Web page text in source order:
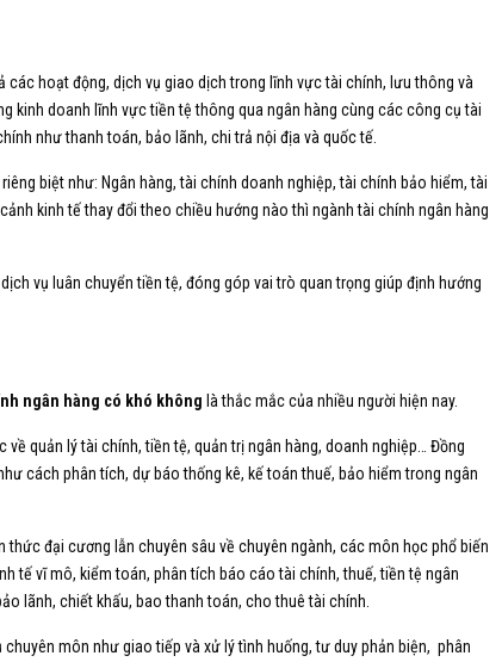
các hoạt động, dịch vụ giao dịch trong lĩnh vực tài chính, lưu thông và
kinh doanh lĩnh vực tiền tệ thông qua ngân hàng cùng các công cụ tài
như thanh toán, bảo lãnh, chi trả nội địa và quốc tế.
biệt như: Ngân hàng, tài chính doanh nghiệp, tài chính bảo hiểm, tài
kinh tế thay đổi theo chiều hướng nào thì ngành tài chính ngân hàng
vụ luân chuyển tiền tệ, đóng góp vai trò quan trọng giúp định hướng
ngân hàng có khó không là thắc mắc của nhiều người hiện nay.
quản lý tài chính, tiền tệ, quản trị ngân hàng, doanh nghiệp… Đồng
cách phân tích, dự báo thống kê, kế toán thuế, bảo hiểm trong ngân
đại cương lẫn chuyên sâu về chuyên ngành, các môn học phổ biến
tế vĩ mô, kiểm toán, phân tích báo cáo tài chính, thuế, tiền tệ ngân
lãnh, chiết khấu, bao thanh toán, cho thuê tài chính.
môn như giao tiếp và xử lý tình huống, tư duy phản biện, phân